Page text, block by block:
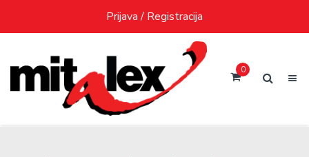
content
Prijava / Registracija
0